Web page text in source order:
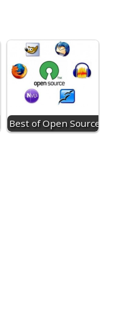
Best of Open Source